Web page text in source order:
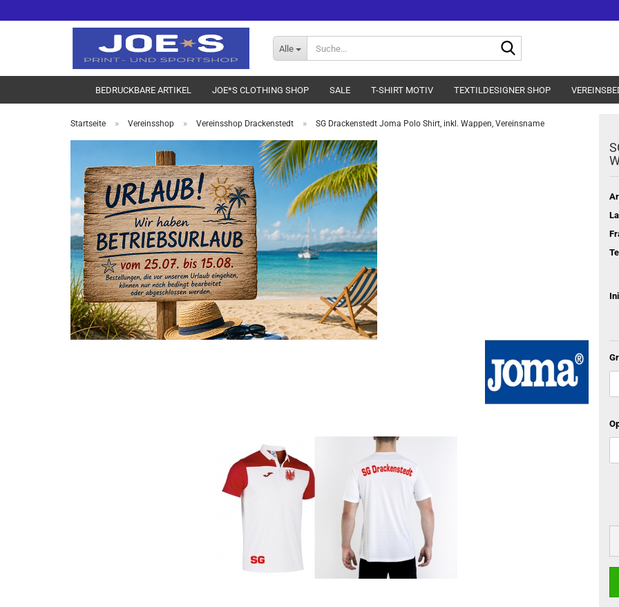
Alle
BEDRUCKBARE ARTIKEL JOE*S CLOTHING SHOP SALE T-SHIRT MOTIV TEXTILDESIGNER SHOP
Startseite » Vereinsshop » Vereinsshop Drackenstedt » SG Drackenstedt Joma Polo Shirt, inkl. Wappen, Vereinsname